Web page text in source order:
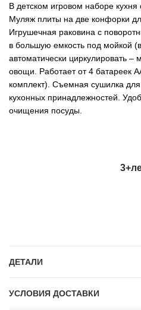
В детском игровом наборе кухня
Муляж плиты на две конфорки
Игрушечная раковина с
в большую емкость под мойкой
автоматически циркулировать
овощи. Работает от 4 батареек
комплект). Съемная сушилка
кухонных принадлежностей.
очищения посуды.
ДЕТАЛИ
УСЛОВИЯ ДОСТАВКИ